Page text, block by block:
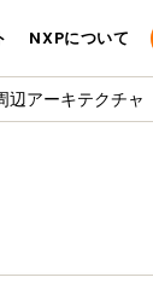
NXPについて
辺アーキテクチャ